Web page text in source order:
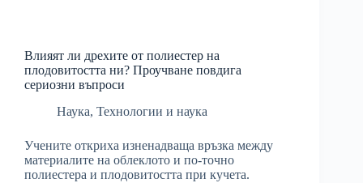
Влияят ли дрехите от полиестер на
плодовитостта ни? Проучване повдига
сериозни въпроси
Наука, Технологии и наука
Учените откриха изненадваща връзка между
материалите на облеклото и по-точно
полиестера и плодовитостта при кучета.